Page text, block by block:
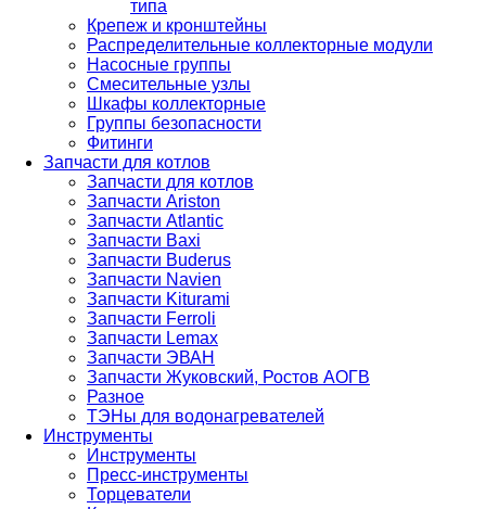
типа
Крепеж и кронштейны
Распределительные коллекторные модули
Насосные группы
Смесительные узлы
Шкафы коллекторные
Группы безопасности
Фитинги
Запчасти для котлов
Запчасти для котлов
Запчасти Ariston
Запчасти Atlantic
Запчасти Baxi
Запчасти Buderus
Запчасти Navien
Запчасти Kiturami
Запчасти Ferroli
Запчасти Lemax
Запчасти ЭВАН
Запчасти Жуковский, Ростов АОГВ
Разное
ТЭНы для водонагревателей
Инструменты
Инструменты
Пресс-инструменты
Торцеватели